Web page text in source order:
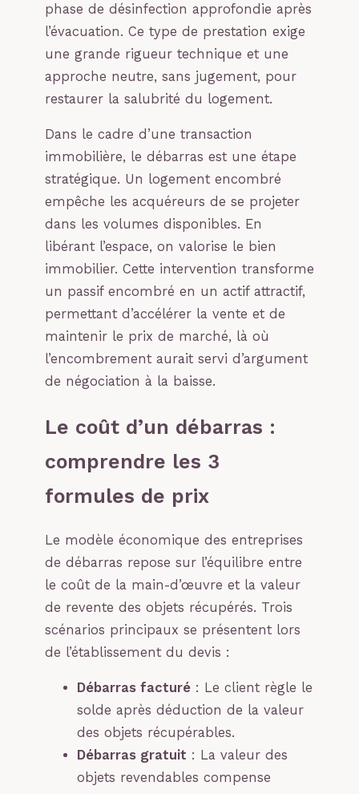
phase de désinfection approfondie après
l’évacuation. Ce type de prestation exige
une grande rigueur technique et une
approche neutre, sans jugement, pour
restaurer la salubrité du logement.
Dans le cadre d’une transaction
immobilière, le débarras est une étape
stratégique. Un logement encombré
empêche les acquéreurs de se projeter
dans les volumes disponibles. En
libérant l’espace, on valorise le bien
immobilier. Cette intervention transforme
un passif encombré en un actif attractif,
permettant d’accélérer la vente et de
maintenir le prix de marché, là où
l’encombrement aurait servi d’argument
de négociation à la baisse.
Le coût d’un débarras :
comprendre les 3
formules de prix
Le modèle économique des entreprises
de débarras repose sur l’équilibre entre
le coût de la main-d’œuvre et la valeur
de revente des objets récupérés. Trois
scénarios principaux se présentent lors
de l’établissement du devis :
Débarras facturé : Le client règle le
solde après déduction de la valeur
des objets récupérables.
Débarras gratuit : La valeur des
objets revendables compense